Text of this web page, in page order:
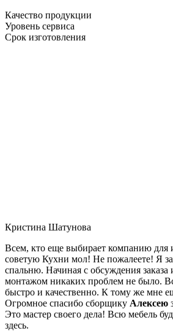
Качество продукции
Уровень сервиса
Срок изготовления
Кристина Шатунова
Всем, кто еще выбирает компанию для
советую Кухни мол! Не пожалеете! Я
спальню. Начиная с обсуждения заказа
монтажом никаких проблем не было.
быстро и качественно. К тому же мне
Огромное спасибо сборщику Алексею
Это мастер своего дела! Всю мебель
здесь.